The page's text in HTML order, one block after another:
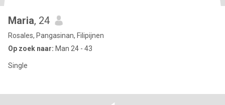
Maria, 24
Rosales, Pangasinan, Filipijnen
Op zoek naar: Man 24 - 43
Single